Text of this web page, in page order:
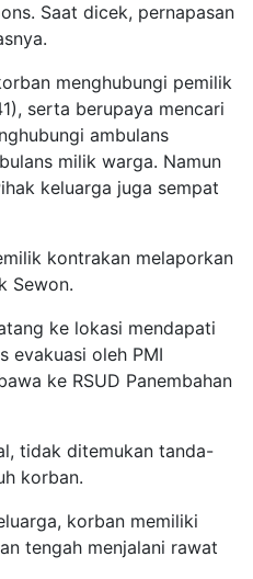
Saat dicek, pernapasan
menghubungi pemilik
serta berupaya mencari
ambulans
milik warga. Namun
keluarga juga sempat
kontrakan melaporkan
Sewon.
ke lokasi mendapati
evakuasi oleh PMI
ke RSUD Panembahan
tidak ditemukan tanda-
korban.
korban memiliki
tengah menjalani rawat